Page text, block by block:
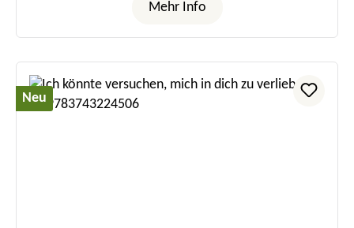
Mehr Info
Neu